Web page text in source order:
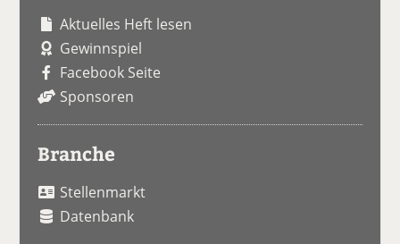
Aktuelles Heft lesen
Gewinnspiel
Facebook Seite
Sponsoren
Branche
Stellenmarkt
Datenbank